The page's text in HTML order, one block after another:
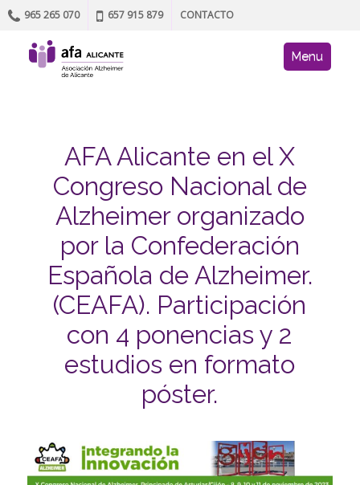
965 265 070 657 915 879 CONTACTO
AFA site
Skip to content
Menu
AFA Alicante en el X
Congreso Nacional de
Alzheimer organizado
por la Confederación
Española de Alzheimer.
(CEAFA). Participación
con 4 ponencias y 2
estudios en formato
póster.